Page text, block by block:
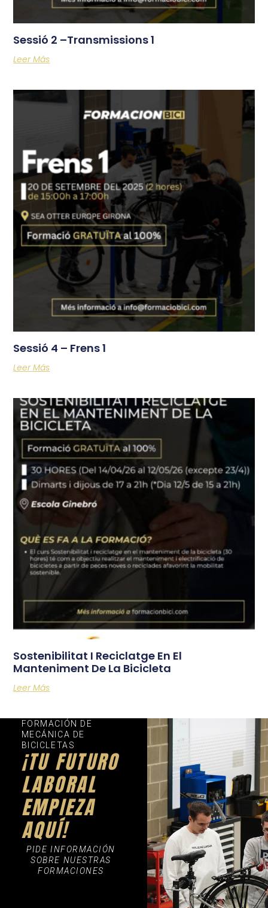
Sessió 2 –Transmissions 1
Leer Más
Sessió 4 – Frens 1
Leer Más
Sostenibilitat I Reciclatge En El
Manteniment De La Bicicleta
Leer Más
FORMACIÓN DE
MECÁNICA DE
BICICLETAS
¡TU FUTURO
LABORAL
EMPIEZA
AQUÍ!
PIDE INFORMACIÓN
SOBRE NUESTRAS
FORMACIONES